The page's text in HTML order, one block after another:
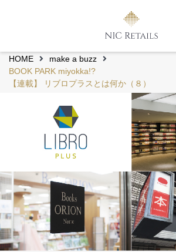
HOME
make a buzz
BOOK PARK miyokka!?
【連載】 リブロプラスとは何か（８）